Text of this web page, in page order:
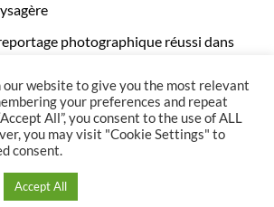
photographique réussi dans
| s.grossin@parcs-et-jardins-de-france.fr
our website to give you the most relevant
your preferences and repeat
All”, you consent to the use of ALL
you may visit "Cookie Settings" to
consent.
Accept All